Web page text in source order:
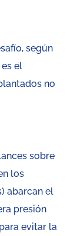
según
el
no
sobre
los
abarcan el
presión
evitar la